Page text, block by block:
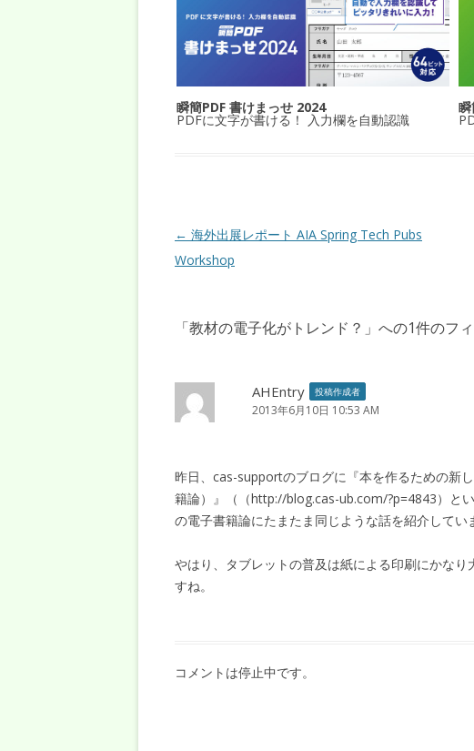
瞬簡PDF 書けまっせ 2024
PDFに文字が書ける！ 入力欄を自動認識
投稿ナビゲーション
← 海外出展レポート AIA Spring Tech Pubs
Workshop
「教材の電子化がトレンド？ 」への1件のフ
AHEntry 投稿作成者
2013年6月10日 10:53 AM
昨日、cas-supportのブログに『本を作るための新
籍論）』（（http://blog.cas-ub.com/?p=4843）と
の電子書籍論にたまたま同じような話を紹介してい
やはり、タブレットの普及は紙による印刷にかな
すね。
コメントは停止中です。